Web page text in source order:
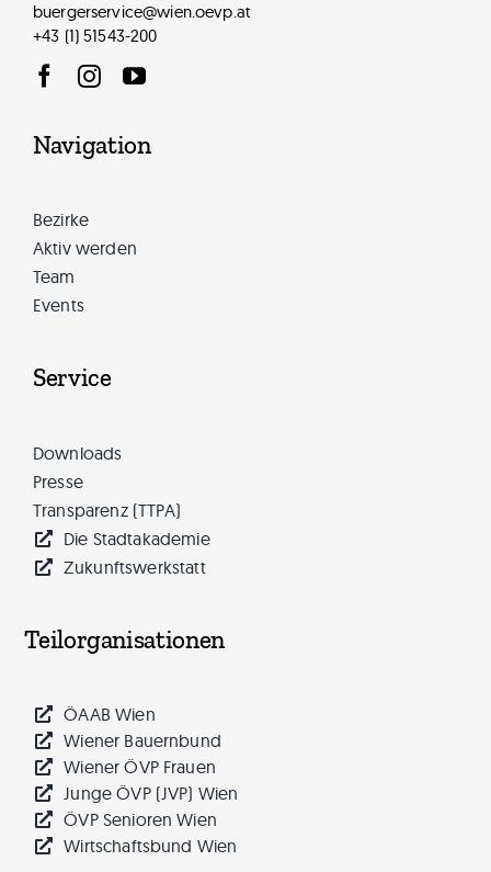
buergerservice@wien.oevp.at
+43 (1) 51543-200
Navigation
Bezirke
Aktiv werden
Team
Events
Service
Downloads
Presse
Transparenz (TTPA)
Die Stadtakademie
Zukunftswerkstatt
Teilorganisationen
ÖAAB Wien
Wiener Bauernbund
Wiener ÖVP Frauen
Junge ÖVP (JVP) Wien
ÖVP Senioren Wien
Wirtschaftsbund Wien